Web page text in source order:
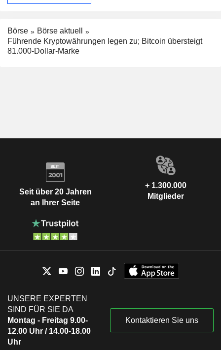
Börse
Börse aktuell
Führende Kryptowährungen legen zu; Bitcoin übersteigt
81.000-Dollar-Marke
Seit über 20 Jahren
an Ihrer Seite
+ 1.300.000
Mitglieder
UNSERE EXPERTEN
SIND FÜR SIE DA
Montag - Freitag 9.00-
12.00 Uhr / 14.00-18.00
Uhr
Kontaktieren Sie uns